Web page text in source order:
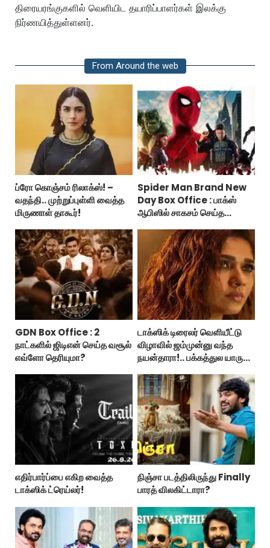
திரையரங்குகளில் வெளியிட தயாரிப்பாளர்கள் இலக்கு
நிர்ணயித்துள்ளனர்.
From Around the web
ப்ரோ கொஞ்சம் ரிலாக்ஸ்! –
வதந்தி.. முற்றுப்புள்ளி வைத்த
மிருணாள் தாகூர்!
Spider Man Brand New
Day Box Office : பாக்ஸ்
ஆபிஸில் சாகசம் செய்த
GDN Box Office : 2
நாட்களில் ஜிடிஎன் செய்த வசூல்
எவ்ளோ தெரியுமா?
டாக்ஸிக் டிரைலர் வெளியீட்டு
விழாவில் ஜம்முன்னு வந்த
நயன்தாரா!.. பக்கத்துல யாரு
எதிர்பார்ப்பை எகிற வைத்த
டாக்ஸிக் ட்ரெய்லர்!
நிஞ்சா படத்திலிருந்து Finally
பாரத் விலகிட்டாரா?